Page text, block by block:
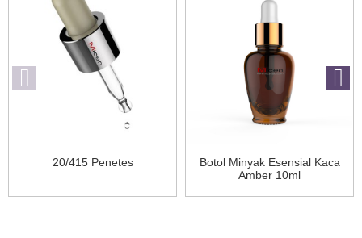
20/415 Penetes
Botol Minyak Esensial Kaca
Amber 10ml